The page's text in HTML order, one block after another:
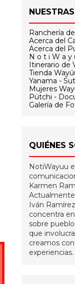
Ranchería
Acerca del
Acerca del
N o t i W a y
Itinerario de
Tienda
Yanama -
Mujeres
Pütchi -
Galería de
QUIÉNES
NotiWayuu
Karmen
Iván
concentra
sobre
que
creamos
experiencias.